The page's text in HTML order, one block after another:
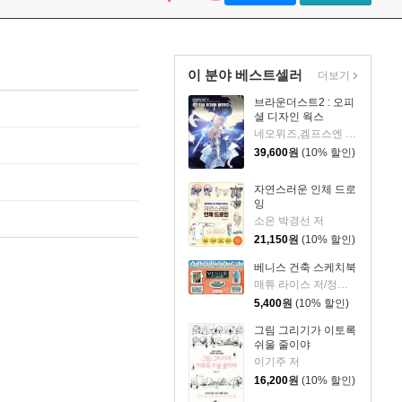
이 분야 베스트셀러
브라운더스트2 : 오피
셜 디자인 웍스
네오위즈,겜프스엔 편저
39,600원 (10% 할인)
자연스러운 인체 드로
잉
소은 박경선 저
21,150원 (10% 할인)
베니스 건축 스케치북
5,400원 (10% 할인)
그림 그리기가 이토록
쉬울 줄이야
이기주 저
16,200원 (10% 할인)
더보기